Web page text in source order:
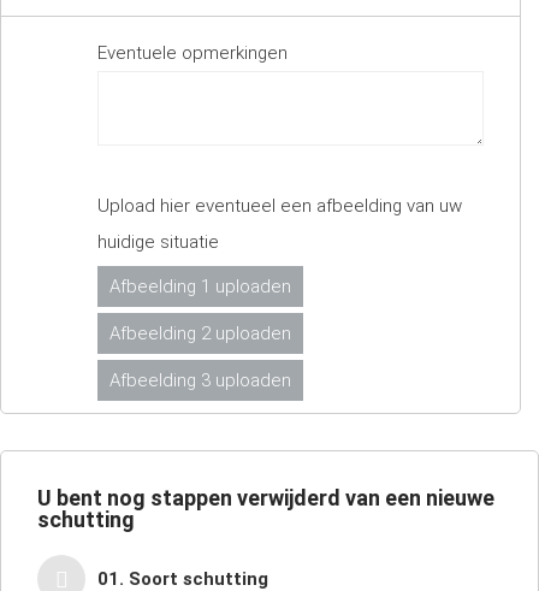
Eventuele opmerkingen
Upload hier eventueel een afbeelding van uw
huidige situatie
Afbeelding 1 uploaden
Afbeelding 2 uploaden
Afbeelding 3 uploaden
U bent nog stappen verwijderd van een nieuwe
schutting
01. Soort schutting